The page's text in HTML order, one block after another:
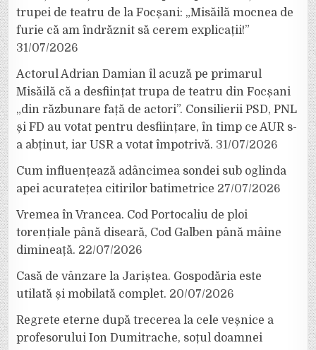
trupei de teatru de la Focșani: „Misăilă mocnea de
furie că am îndrăznit să cerem explicații!”
31/07/2026
Actorul Adrian Damian îl acuză pe primarul
Misăilă că a desființat trupa de teatru din Focșani
„din răzbunare față de actori”. Consilierii PSD, PNL
și FD au votat pentru desființare, în timp ce AUR s-
a abținut, iar USR a votat împotrivă. 31/07/2026
Cum influențează adâncimea sondei sub oglinda
apei acuratețea citirilor batimetrice 27/07/2026
Vremea în Vrancea. Cod Portocaliu de ploi
torențiale până diseară, Cod Galben până mâine
dimineață. 22/07/2026
Casă de vânzare la Jariștea. Gospodăria este
utilată și mobilată complet. 20/07/2026
Regrete eterne după trecerea la cele veșnice a
profesorului Ion Dumitrache, soțul doamnei